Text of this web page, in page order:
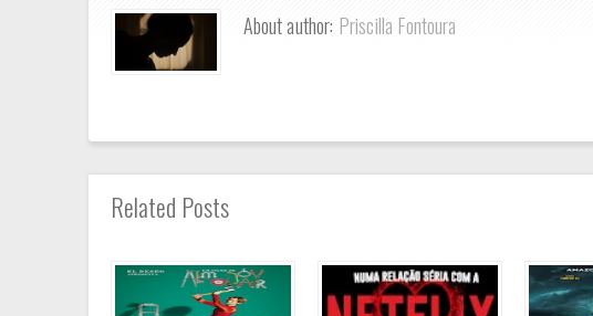
About author: Priscilla Fontoura
Related Posts